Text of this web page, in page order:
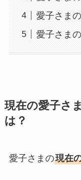
愛子さま
愛子さま
現在の愛子さ
は？
愛子さまの現在